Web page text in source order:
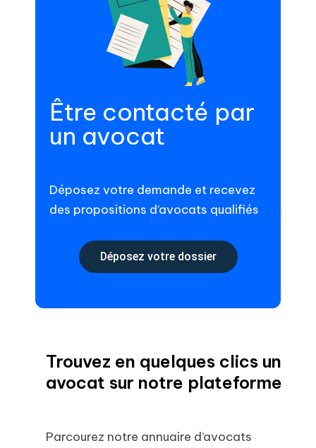
Être contacté par
un avocat
Déposez votre demande et recevez
des propositions d’avocats qualifiés
Déposez votre dossier
Trouvez en quelques clics un
avocat sur notre plateforme
Parcourez notre annuaire d’avocats